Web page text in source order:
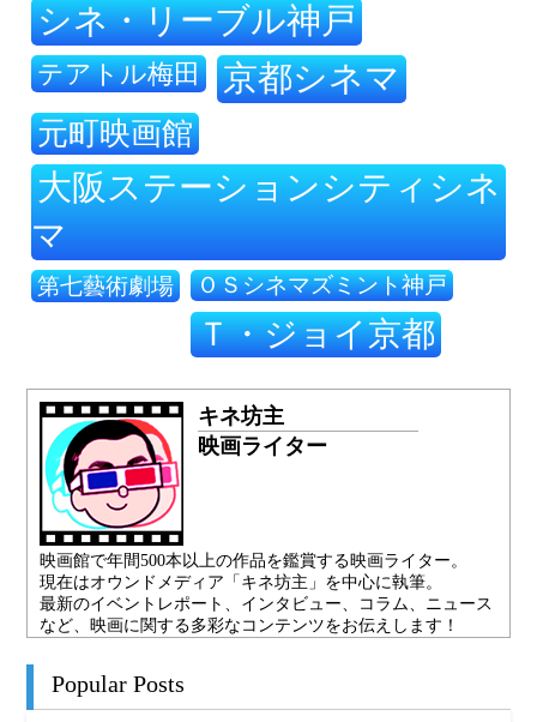
シネ・リーブル神戸
テアトル梅田 京都シネマ
元町映画館
大阪ステーションシティシネ
マ
第七藝術劇場 ＯＳシネマズミント神戸
Ｔ・ジョイ京都
キネ坊主
映画ライター
映画館で年間500本以上の作品を鑑賞する映画ライター。
現在はオウンドメディア「キネ坊主」を中心に執筆。
最新のイベントレポート、インタビュー、コラム、ニュース
など、映画に関する多彩なコンテンツをお伝えします！
Popular Posts